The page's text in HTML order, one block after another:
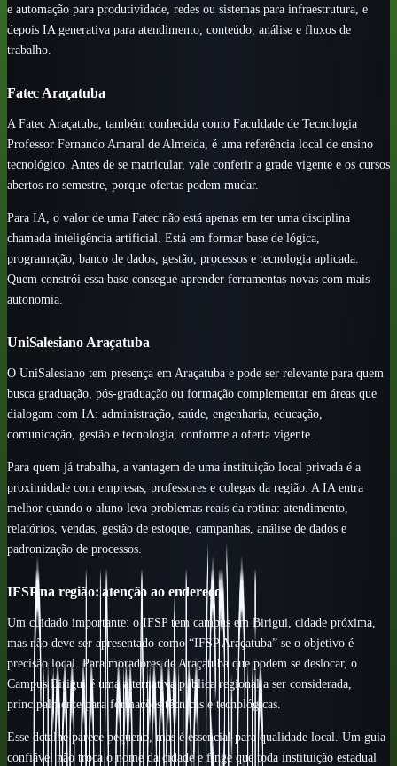
e automação para produtividade, redes ou sistemas para infraestrutura, e
depois IA generativa para atendimento, conteúdo, análise e fluxos de
trabalho.
Fatec Araçatuba
A Fatec Araçatuba, também conhecida como Faculdade de Tecnologia
Professor Fernando Amaral de Almeida, é uma referência local de ensino
tecnológico. Antes de se matricular, vale conferir a grade vigente e os cursos
abertos no semestre, porque ofertas podem mudar.
Para IA, o valor de uma Fatec não está apenas em ter uma disciplina
chamada inteligência artificial. Está em formar base de lógica,
programação, banco de dados, gestão, processos e tecnologia aplicada.
Quem constrói essa base consegue aprender ferramentas novas com mais
autonomia.
UniSalesiano Araçatuba
O UniSalesiano tem presença em Araçatuba e pode ser relevante para quem
busca graduação, pós-graduação ou formação complementar em áreas que
dialogam com IA: administração, saúde, engenharia, educação,
comunicação, gestão e tecnologia, conforme a oferta vigente.
Para quem já trabalha, a vantagem de uma instituição local privada é a
proximidade com empresas, professores e colegas da região. A IA entra
melhor quando o aluno leva problemas reais da rotina: atendimento,
relatórios, vendas, gestão de estoque, campanhas, análise de dados e
padronização de processos.
IFSP na região: atenção ao endereço
Um cuidado importante: o IFSP tem campus em Birigui, cidade próxima,
mas não deve ser apresentado como “IFSP Araçatuba” se o objetivo é
precisão local. Para moradores de Araçatuba que podem se deslocar, o
Campus Birigui é uma alternativa pública regional a ser considerada,
principalmente para formações técnicas e tecnológicas.
Esse detalhe parece pequeno, mas é essencial para qualidade local. Um guia
confiável não troca o nome da cidade e finge que toda instituição estadual